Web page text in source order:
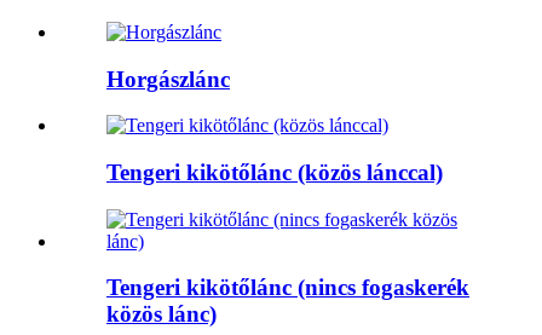
Horgászlánc
Tengeri kikötőlánc (közös lánccal)
Tengeri kikötőlánc (nincs fogaskerék
közös lánc)